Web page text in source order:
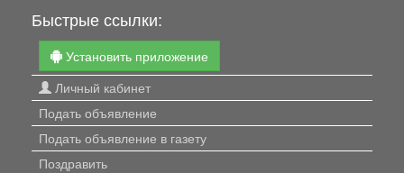
Быстрые ссылки:
Установить приложение
Личный кабинет
Подать объявление
Подать объявление в газету
Поздравить